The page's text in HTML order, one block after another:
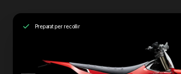
Preparat per recollir